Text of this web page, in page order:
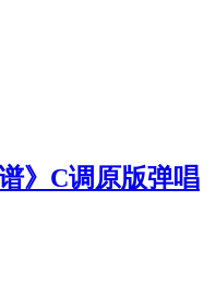
》C调原版弹唱